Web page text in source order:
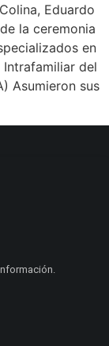
Eduardo
la ceremonia
en
Intrafamiliar del
Asumieron sus